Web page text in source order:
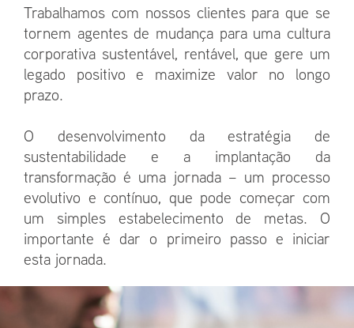
Trabalhamos com nossos clientes para que se
tornem agentes de mudança para uma cultura
corporativa sustentável, rentável, que gere um
legado positivo e maximize valor no longo
prazo.
O desenvolvimento da estratégia de
sustentabilidade e a implantação da
transformação é uma jornada – um processo
evolutivo e contínuo, que pode começar com
um simples estabelecimento de metas. O
importante é dar o primeiro passo e iniciar
esta jornada.